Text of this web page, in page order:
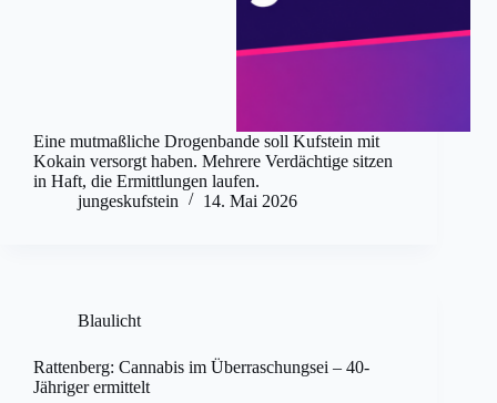
Eine mutmaßliche Drogenbande soll Kufstein mit
Kokain versorgt haben. Mehrere Verdächtige sitzen
in Haft, die Ermittlungen laufen.
jungeskufstein
14. Mai 2026
Blaulicht
Rattenberg: Cannabis im Überraschungsei – 40-
Jähriger ermittelt